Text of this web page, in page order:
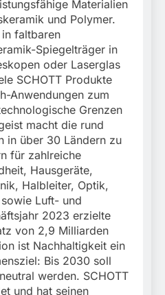
Materialien
und Polymer.
faltbaren
Spiegelträger in
oder Laserglas
SCHOTT Produkte
Anwendungen zum
Grenzen
macht die rund
in über 30 Ländern zu
für zahlreiche
Hausgeräte,
Halbleiter, Optik,
Luft- und
2023 erzielte
von 2,9 Milliarden
ist Nachhaltigkeit ein
Bis 2030 soll
werden. SCHOTT
und hat seinen